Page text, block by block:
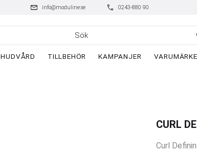
mail info@moduline.se phone 0243-880 90
HUDVÅRD TILLBEHÖR KAMPANJER
CURL
Curl